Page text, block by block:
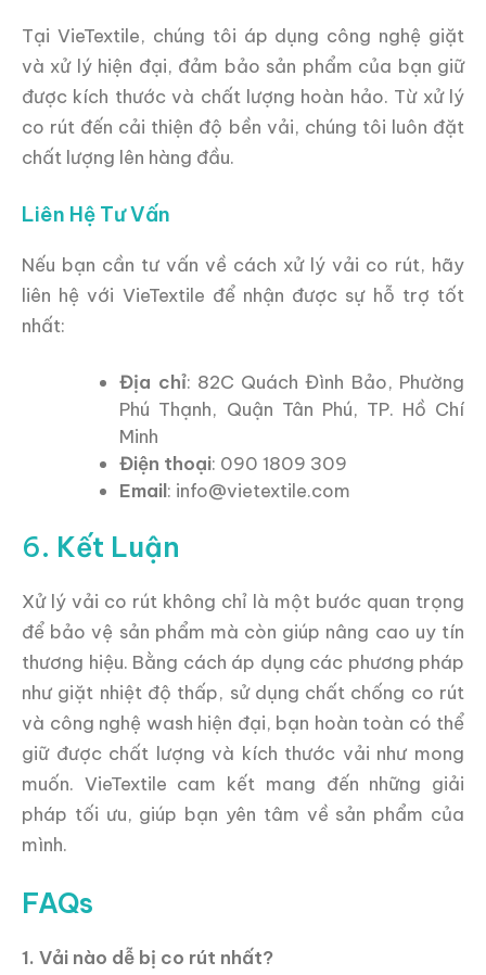
Tại VieTextile, chúng tôi áp dụng công nghệ giặt
và xử lý hiện đại, đảm bảo sản phẩm của bạn giữ
được kích thước và chất lượng hoàn hảo. Từ xử lý
co rút đến cải thiện độ bền vải, chúng tôi luôn đặt
chất lượng lên hàng đầu.
Liên Hệ Tư Vấn
Nếu bạn cần tư vấn về cách xử lý vải co rút, hãy
liên hệ với VieTextile để nhận được sự hỗ trợ tốt
nhất:
Địa chỉ: 82C Quách Đình Bảo, Phường
Phú Thạnh, Quận Tân Phú, TP. Hồ Chí
Minh
Điện thoại: 090 1809 309
Email: info@vietextile.com
6. Kết Luận
Xử lý vải co rút không chỉ là một bước quan trọng
để bảo vệ sản phẩm mà còn giúp nâng cao uy tín
thương hiệu. Bằng cách áp dụng các phương pháp
như giặt nhiệt độ thấp, sử dụng chất chống co rút
và công nghệ wash hiện đại, bạn hoàn toàn có thể
giữ được chất lượng và kích thước vải như mong
muốn. VieTextile cam kết mang đến những giải
pháp tối ưu, giúp bạn yên tâm về sản phẩm của
mình.
FAQs
1. Vải nào dễ bị co rút nhất?